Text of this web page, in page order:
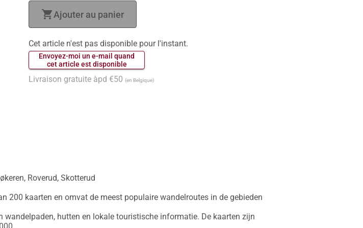
shopping_cartAjouter au panier
Cet article n'est pas disponible pour l'instant.
Envoyez-moi un e-mail quand
Livraison gratuite àpd €50 (en Belgique)
Roverud, Skotterud
200 kaarten en omvat de meest populaire wandelroutes in de gebieden
hutten en lokale touristische informatie. De kaarten zijn